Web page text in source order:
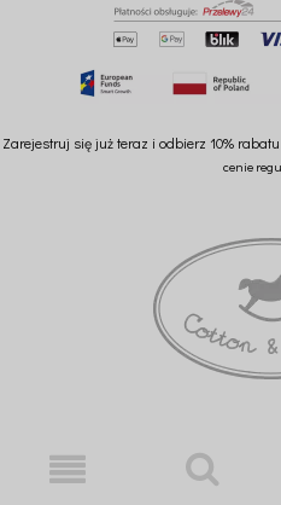
Zarejestruj się już teraz i odbierz 10%
cenie